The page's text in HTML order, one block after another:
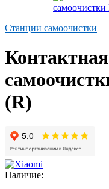
Станции самоочистки
(R)
Наличие: